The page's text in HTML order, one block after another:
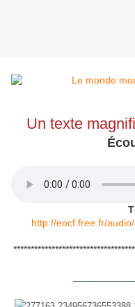
Un texte
http://eocf.free.fr/